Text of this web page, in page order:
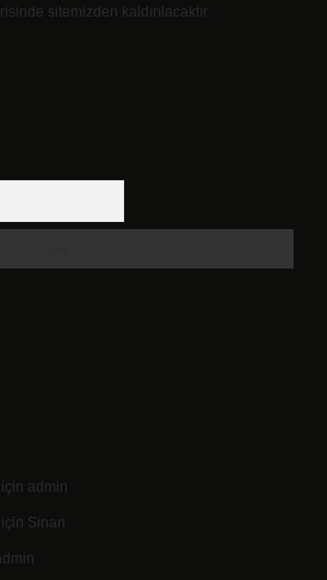
sitemizden kaldırılacaktır.
için admin
için Sinan